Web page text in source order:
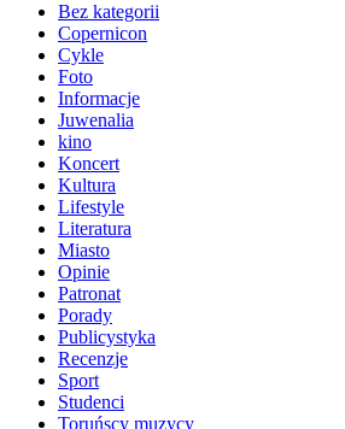
Bez kategorii
Copernicon
Cykle
Foto
Informacje
Juwenalia
kino
Koncert
Kultura
Lifestyle
Literatura
Miasto
Opinie
Patronat
Porady
Publicystyka
Recenzje
Sport
Studenci
Toruńscy muzycy